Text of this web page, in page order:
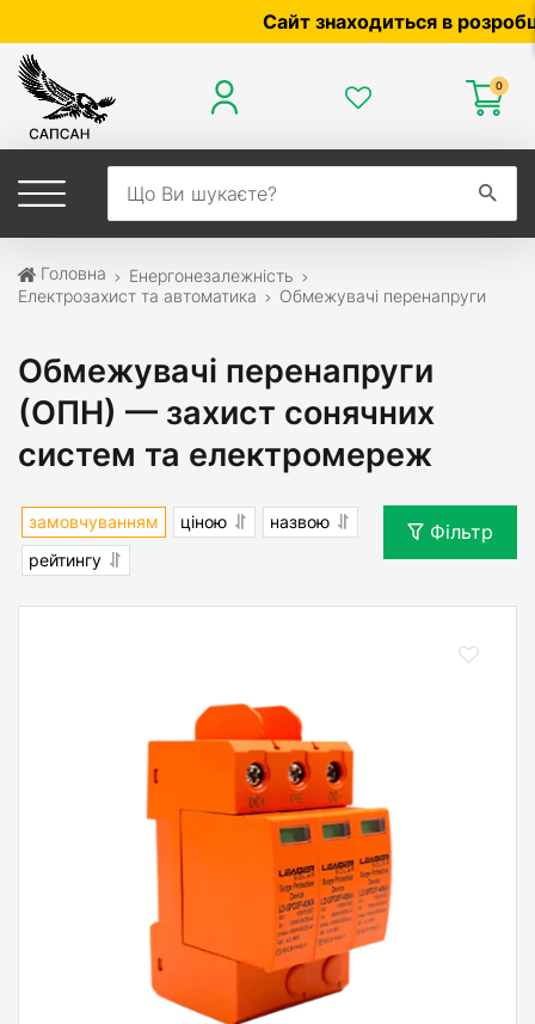
Сайт знаходиться в розробці —
0
Головна
Енергонезалежність
Електрозахист та автоматика
Обмежувачі перенапруги
Обмежувачі перенапруги
(ОПН) — захист сонячних
систем та електромереж
замовчуванням ціною
назвою
рейтингу
Фільтр